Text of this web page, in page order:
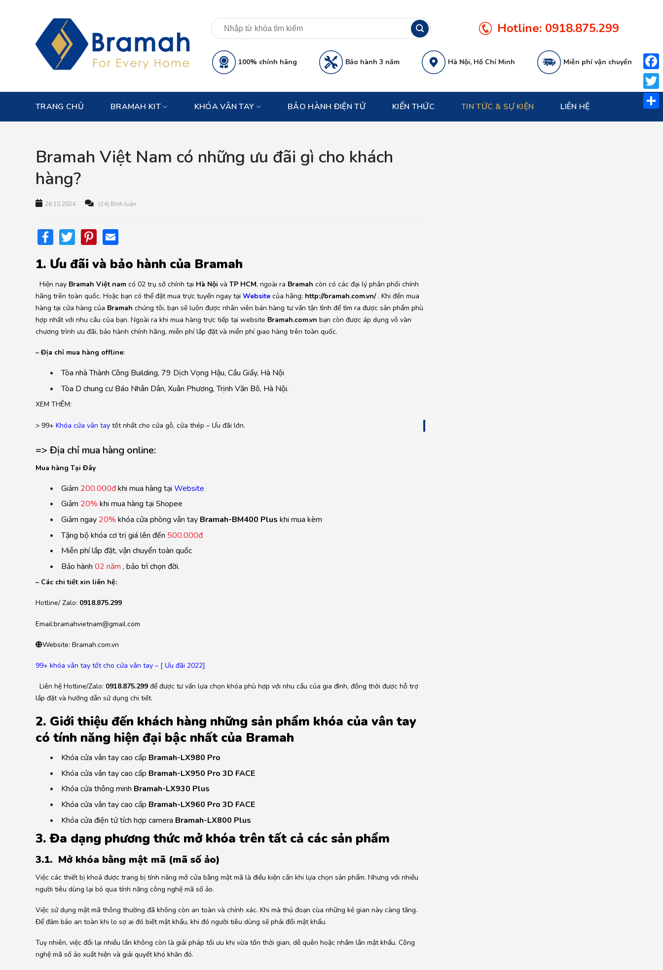
Hotline: 0918.875.299
100% chính hãng Bảo hành 3 năm Hà Nội, Hồ Chí Minh Miễn phí vận chuyển
TRANG CHỦ BRAMAH KIT KHÓA VÂN TAY BẢO HÀNH ĐIỆN TỬ KIẾN THỨC TIN TỨC & SỰ KIỆN LIÊN HỆ
Bramah Việt Nam có những ưu đãi gì cho khách
hàng?
26.10.2024 (24) Bình luận
Facebook
TwitterPinterest
1. Ưu đãi và bảo hành của Bramah
Hiện nay Bramah Việt nam có 02 trụ sở chính tại Hà Nội và TP HCM, ngoài ra Bramah còn có các đại lý phân phối chính
hãng trên toàn quốc. Hoặc bạn có thể đặt mua trực tuyến ngay tại Website của hãng: http://bramah.com.vn/. Khi đến mua
hàng tại cửa hàng của Bramah chúng tôi, bạn sẽ luôn được nhân viên bán hàng tư vấn tận tình để tìm ra được sản phẩm phù
hợp nhất với nhu cầu của bạn. Ngoài ra khi mua hàng trực tiếp tại website Bramah.com.vn bạn còn được áp dụng vô vàn
chương trình ưu đãi, bảo hành chính hãng, miễn phí lắp đặt và miễn phí giao hàng trên toàn quốc.
– Địa chỉ mua hàng offline:
Tòa nhà Thành Công Building, 79 Dịch Vọng Hậu, Cầu Giấy, Hà Nội
Tòa D chung cư Báo Nhân Dân, Xuân Phương, Trịnh Văn Bô, Hà Nội.
XEM THÊM:
> 99+ Khóa cửa vân tay tốt nhất cho cửa gỗ, cửa thép – Ưu đãi lớn.
=> Địa chỉ mua hàng online:
Mua hàng Tại Đây
Giảm 200.000đkhi mua hàng tại Website
Giảm 20% khi mua hàng tại Shopee
Giảm ngay 20% khóa cửa phòng vân tay Bramah-BM400 Plus khi mua kèm
Tặng bộ khóa cơ trị giá lên đến 500.000đ
Miễn phí lắp đặt, vận chuyển toàn quốc
Bảo hành 02 năm , bảo trì chọn đời.
– Các chi tiết xin liên hệ:
Hotline/ Zalo: 0918.875.299
Email:bramahvietnam@gmail.com
Website: Bramah.com.vn
99+ khóa vân tay tốt cho cửa vân tay – [ Ưu đãi 2022]
Liên hệ Hotline/Zalo: 0918.875.299 để được tư vấn lựa chọn khóa phù hợp với nhu cầu của gia đình, đồng thời được hỗ trợ
lắp đặt và hướng dẫn sử dụng chi tiết.
2. Giới thiệu đến khách hàng những sản phẩm khóa của vân tay
có tính năng hiện đại bậc nhất của Bramah
Khóa cửa vân tay cao cấp Bramah-LX980 Pro
Khóa cửa vân tay cao cấp Bramah-LX950 Pro 3D FACE
Khóa cửa thông minh Bramah-LX930 Plus
Khóa cửa vân tay cao cấp Bramah-LX960 Pro 3D FACE
Khóa cửa điện tử tích hợp camera Bramah-LX800 Plus
3. Đa dạng phương thức mở khóa trên tất cả các sản phẩm
3.1. Mở khóa bằng mật mã (mã số ảo)
Việc các thiết bị khoá được trang bị tính năng mở cửa bằng mật mã là điều kiện cần khi lựa chọn sản phẩm. Nhưng với nhiều
người tiêu dùng lại bỏ qua tính năng công nghệ mã số ảo.
Việc sử dụng mật mã thông thường đã không còn an toàn và chính xác. Khi mà thủ đoạn cùa những kẻ gian này càng tăng.
Để đảm bảo an toàn khi lo sợ ai đó biết mật khẩu, khi đó người tiêu dùng sẽ phải đổi mật khẩu.
Tuy nhiên, việc đổi lại nhiều lần không còn là giải pháp tối ưu khi vừa tốn thời gian, dễ quên hoặc nhầm lẫn mật khẩu. Công
nghệ mã số ảo xuất hiện và giải quyết khó khăn đó.